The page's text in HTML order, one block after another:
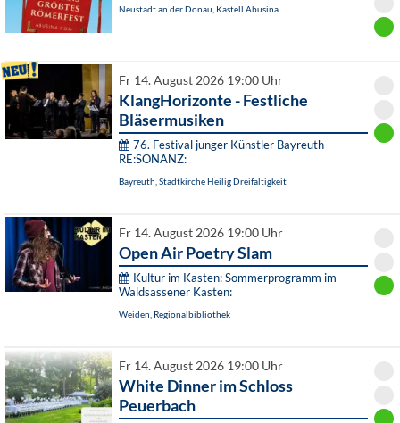
Neustadt an der Donau, Kastell Abusina
Fr 14. August 2026 19:00 Uhr
KlangHorizonte - Festliche
Bläsermusiken
76. Festival junger Künstler Bayreuth -
RE:SONANZ:
Bayreuth, Stadtkirche Heilig Dreifaltigkeit
Fr 14. August 2026 19:00 Uhr
Open Air Poetry Slam
Kultur im Kasten: Sommerprogramm im
Waldsassener Kasten:
Weiden, Regionalbibliothek
Fr 14. August 2026 19:00 Uhr
White Dinner im Schloss
Peuerbach